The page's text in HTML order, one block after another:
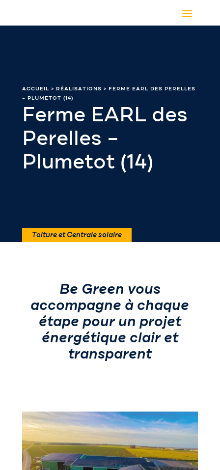
ACCUEIL > RÉALISATIONS > FERME EARL DES PERELLES
– PLUMETOT (14)
Ferme EARL des
Perelles –
Plumetot (14)
Toiture et Centrale solaire
Be Green vous
accompagne à chaque
étape pour un projet
énergétique clair et
transparent